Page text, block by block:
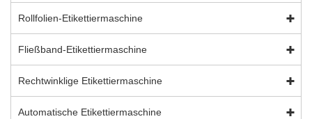
Rollfolien-Etikettiermaschine
Fließband-Etikettiermaschine
Rechtwinklige Etikettiermaschine
Automatische Etikettiermaschine